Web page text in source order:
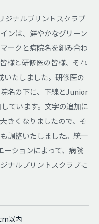
ジナルプリントスクラブ
ンは、鮮やかなグリーン
ークと病院名を組み合わ
様と研修医の皆様、それ
いたしました。研修医の
名の下に、下線とJunior
ています。文字の追加に
きくなりましたので、そ
調整いたしました。統一
ーションによって、病院
ナルプリントスクラブに
以内